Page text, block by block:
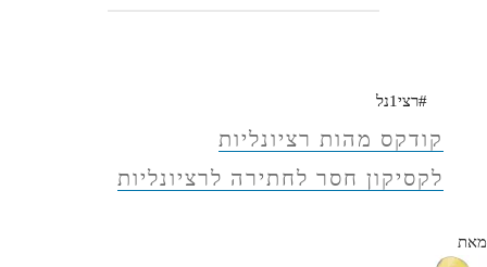
#רצי1נל
קודקס מהות רציונליות
לקסיקון חסר לחתירה לרציונליות
מאת